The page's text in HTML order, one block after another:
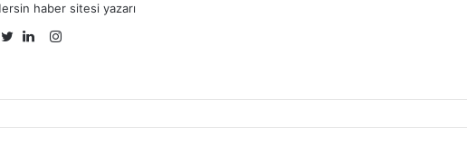
haber sitesi yazarı
Instagram